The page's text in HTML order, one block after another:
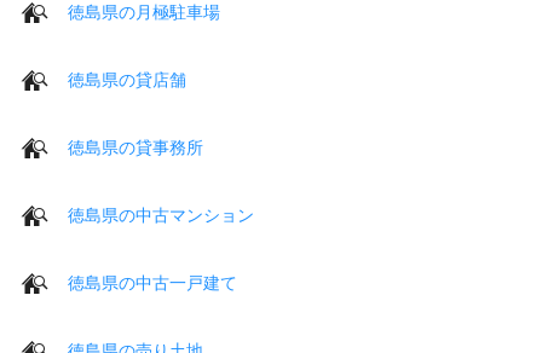
徳島県の月極駐車場
徳島県の貸店舗
徳島県の貸事務所
徳島県の中古マンション
徳島県の中古一戸建て